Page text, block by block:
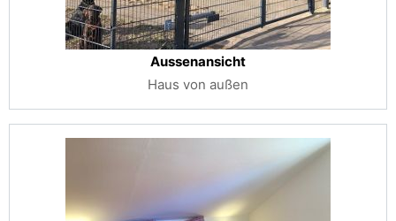
Aussenansicht
Haus von außen